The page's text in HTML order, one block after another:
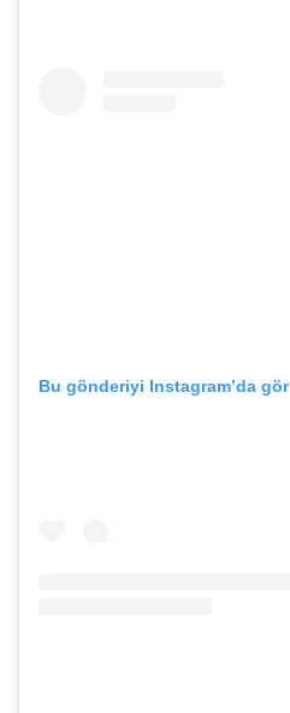
Bu gönderiyi Instagram’da gör